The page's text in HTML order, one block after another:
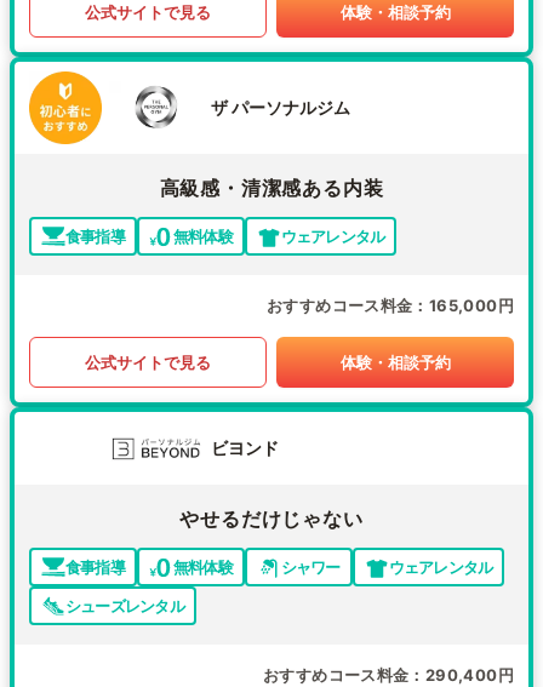
公式サイトで見る 体験・相談予約
ザ パーソナルジム
高級感・清潔感ある内装
食事指導 無料体験 ウェアレンタル
おすすめコース料金 165,000円
公式サイトで見る 体験・相談予約
ビヨンド
やせるだけじゃない
食事指導 無料体験 シャワー
ウェアレンタル
シューズレンタル
おすすめコース料金 290,400円